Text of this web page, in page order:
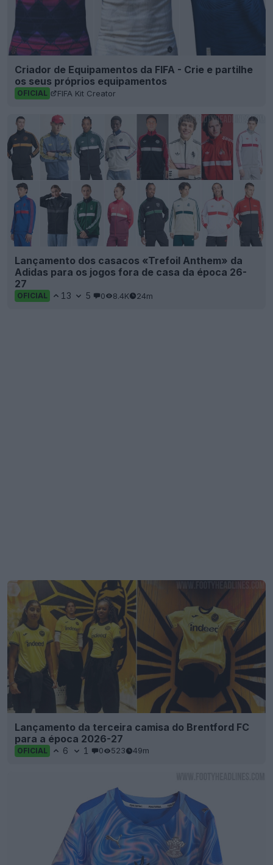
Criador de Equipamentos da FIFA - Crie e partilhe
os seus próprios equipamentos
OFICIAL FIFA Kit Creator
Lançamento dos casacos «Trefoil Anthem» da
Adidas para os jogos fora de casa da época 26-
27
OFICIAL 13 5 0 8.4K 24m
Lançamento da terceira camisa do Brentford FC
para a época 2026-27
OFICIAL 6 1 0 523 49m